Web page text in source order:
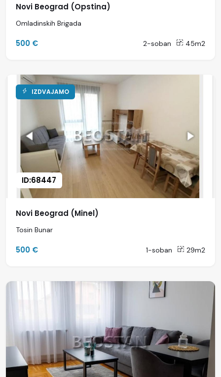
Novi Beograd (Opstina)
Omladinskih Brigada
500 € 2-soban 45m2
ID:68447
IZDVAJAMO
Novi Beograd (Minel)
Tosin Bunar
500 € 1-soban 29m2